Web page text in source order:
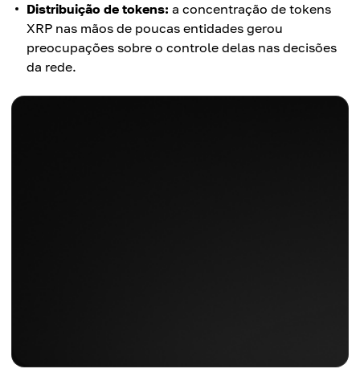
Distribuição de tokens: a concentração de tokens
XRP nas mãos de poucas entidades gerou
preocupações sobre o controle delas nas decisões
da rede.